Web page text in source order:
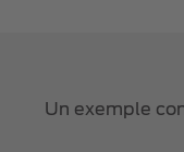
Un exemple